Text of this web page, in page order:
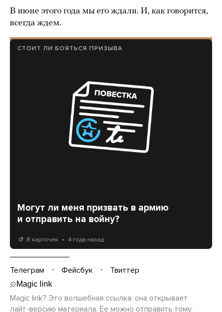
В июне этого года мы его ждали. И, как говорится,
всегда ждем.
СТОИТ ЛИ БОЯТЬСЯ ПРИЗЫВА
Могут ли меня призвать в армию
и отправить на войну?
8 карточек 4 года назад
Телеграм Фейсбук Твиттер
Magic link? Это волшебная ссылка: она открывает
лайт-версию материала. Ее можно отправить тому,